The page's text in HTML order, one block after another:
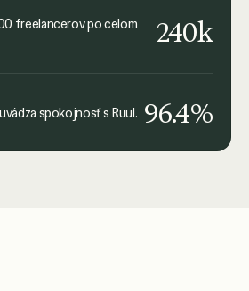
freelancerov po celom
240k
spokojnosť s Ruul. 96.4%